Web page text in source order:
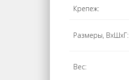
Крепеж:
Размеры, ВхШхГ:
Вес: